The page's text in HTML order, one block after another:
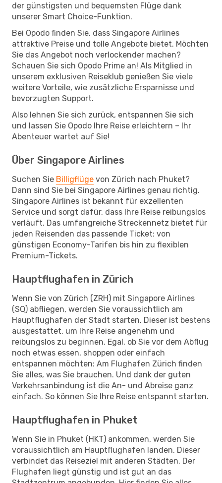
der günstigsten und bequemsten Flüge dank
unserer Smart Choice-Funktion.
Bei Opodo finden Sie, dass Singapore Airlines
attraktive Preise und tolle Angebote bietet. Möchten
Sie das Angebot noch verlockender machen?
Schauen Sie sich Opodo Prime an! Als Mitglied in
unserem exklusiven Reiseklub genießen Sie viele
weitere Vorteile, wie zusätzliche Ersparnisse und
bevorzugten Support.
Also lehnen Sie sich zurück, entspannen Sie sich
und lassen Sie Opodo Ihre Reise erleichtern – Ihr
Abenteuer wartet auf Sie!
Über Singapore Airlines
Suchen Sie Billigflüge von Zürich nach Phuket?
Dann sind Sie bei Singapore Airlines genau richtig.
Singapore Airlines ist bekannt für exzellenten
Service und sorgt dafür, dass Ihre Reise reibungslos
verläuft. Das umfangreiche Streckennetz bietet für
jeden Reisenden das passende Ticket: von
günstigen Economy-Tarifen bis hin zu flexiblen
Premium-Tickets.
Hauptflughafen in Zürich
Wenn Sie von Zürich (ZRH) mit Singapore Airlines
(SQ) abfliegen, werden Sie voraussichtlich am
Hauptflughafen der Stadt starten. Dieser ist bestens
ausgestattet, um Ihre Reise angenehm und
reibungslos zu beginnen. Egal, ob Sie vor dem Abflug
noch etwas essen, shoppen oder einfach
entspannen möchten: Am Flughafen Zürich finden
Sie alles, was Sie brauchen. Und dank der guten
Verkehrsanbindung ist die An- und Abreise ganz
einfach. So können Sie Ihre Reise entspannt starten.
Hauptflughafen in Phuket
Wenn Sie in Phuket (HKT) ankommen, werden Sie
voraussichtlich am Hauptflughafen landen. Dieser
verbindet das Reiseziel mit anderen Städten. Der
Flughafen liegt günstig und ist gut an das